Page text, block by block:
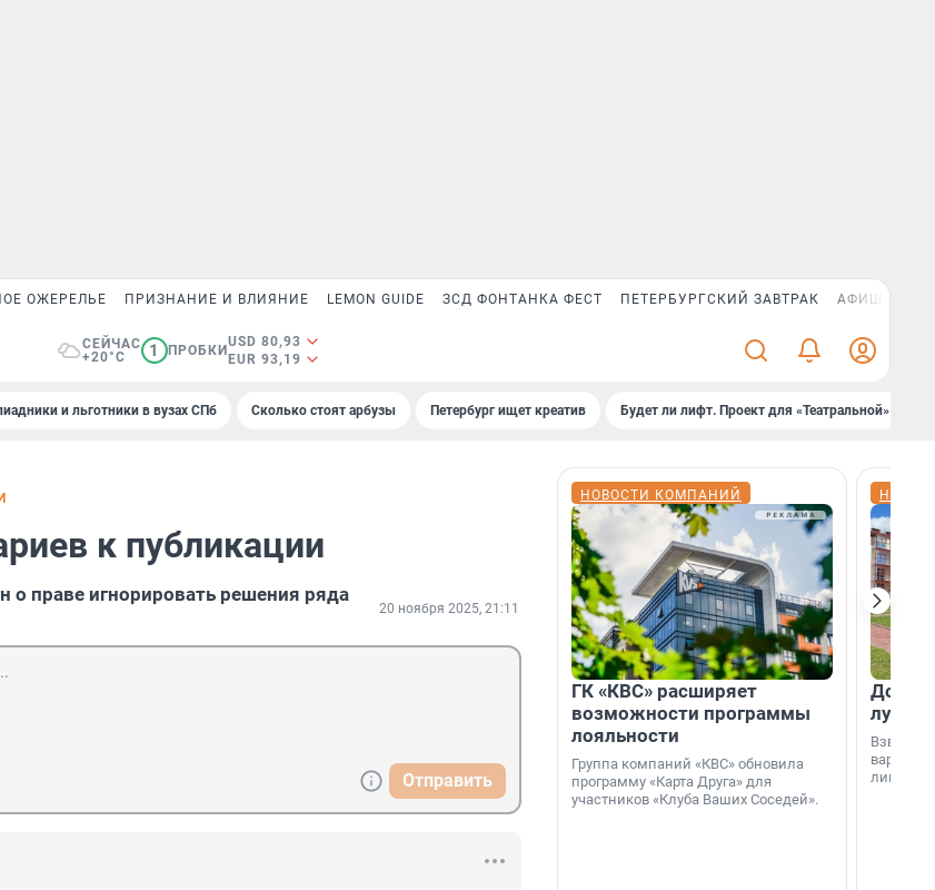
ОЖЕРЕЛЬЕ ПРИЗНАНИЕ И ВЛИЯНИЕ LEMON GUIDE ЗСД ФОНТАНКА ФЕСТ ПЕТЕРБУРГСКИЙ ЗАВТРАК АФИША PLUS
СЕЙЧАС
+20°C
1 ПРОБКИ
USD 80,93
EUR 93,19
и льготники в вузах СПб Сколько стоят арбузы Петербург ищет креатив Будет ли лифт. Проект для «Театральной»
к публикации
о праве игнорировать решения ряда
20 ноября 2025, 21:11
Отправить
НОВОСТИ КОМПАНИЙ
ГК «КВС» расширяет
возможности программы
лояльности
Группа компаний «КВС» обновила
программу «Карта Друга» для
участников «Клуба Ваших Соседей».
Дом
лучше
лишнего